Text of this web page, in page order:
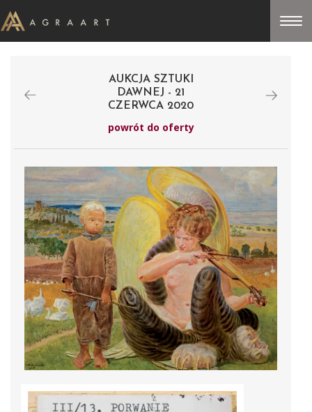
AUKCJA SZTUKI
DAWNEJ - 21
CZERWCA 2020
powrót do oferty